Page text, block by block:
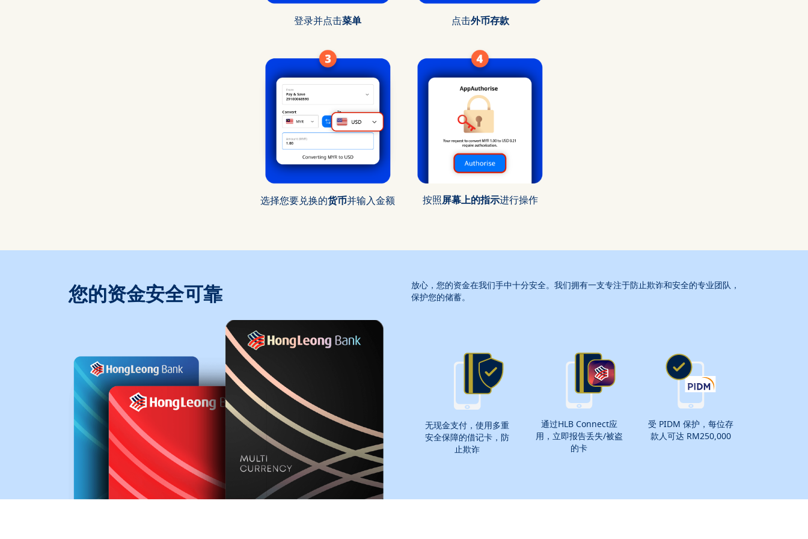
登录并点击菜单 点击外币存款
选择您要兑换的货币并输入金额 按照屏幕上的指示进行操作
您的资金安全可靠
放心，您的资金在我们手中十分安全。我们拥有一支专注于防止欺诈和安全的专业团队，
保护您的储蓄。
无现金支付，使用多重
安全保障的借记卡，防
止欺诈
通过HLB Connect应
用，立即报告丢失/被盗
的卡
受 PIDM 保护，每位存
款人可达 RM250,000